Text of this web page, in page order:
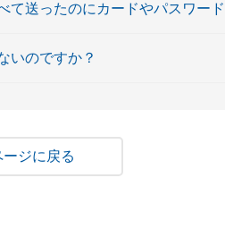
て送ったのにカードやパスワー
いのですか？
戻る